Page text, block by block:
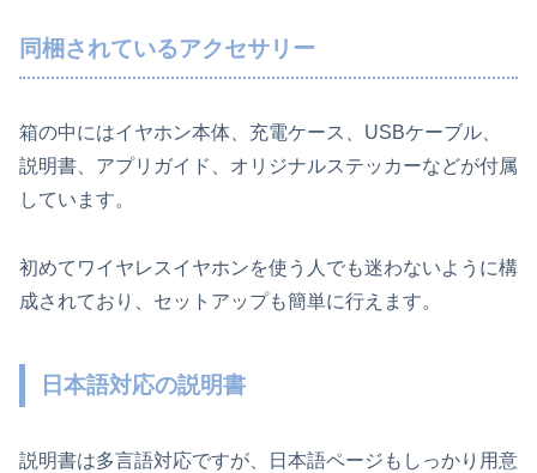
同梱されているアクセサリー
箱の中にはイヤホン本体、充電ケース、USBケーブル、
説明書、アプリガイド、オリジナルステッカーなどが付属
しています。
初めてワイヤレスイヤホンを使う人でも迷わないように構
成されており、セットアップも簡単に行えます。
日本語対応の説明書
説明書は多言語対応ですが、日本語ページもしっかり用意